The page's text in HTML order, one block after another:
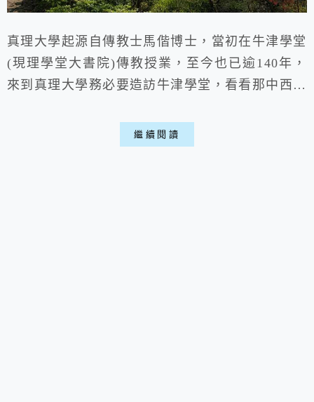
真理大學起源自傳教士馬偕博士，當初在牛津學堂
(現理學堂大書院)傳教授業，至今也已逾140年，
來到真理大學務必要造訪牛津學堂，看看那中西融
合，還有翠綠的林木與湖泊，相當棒的校園氛圍，
是個適合休憩的淡水景點，但也要注意別打擾到學
繼續閱讀